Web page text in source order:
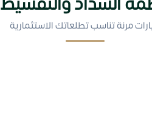
مرنة تناسب تطلعاتك الاستثمارية